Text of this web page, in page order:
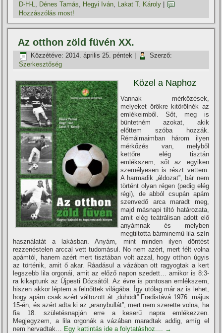
D-H-L, Dénes Tamás, Hegyi Iván, Lakat T. Károly
Hozzászólás most!
Az otthon zöld füvén XX.
Közzétéve: 2014. április 25. péntek
Szerző:
Szerkesztőség
Közel a Naphoz
Vannak mérkőzések,
melyeket örökre kitörölnék az
emlékeimből. Sőt, meg is
büntetném azokat, akik
előttem szóba hozzák.
Rémálmaimban három ilyen
mérkőzés van, melyből
kettőre elég tisztán
emlékszem, sőt az egyiken
személyesen is részt vettem.
A harmadik „áldozat”, bár nem
történt olyan régen (pedig elég
régi), de abból csupán apám
szenvedő arca maradt meg,
majd másnapi tiltó határozata,
amit elég teátrálisan adott elő
anyámnak és melyben
megtiltotta bárminemű lila szí­n
használatát a lakásban. Anyám, mint minden ilyen döntést
rezzenéstelen arccal vett tudomásul. No nem azért, mert félt volna
apámtól, hanem azért mert tisztában volt azzal, hogy otthon úgyis
az történik, amit ő akar. Ráadásul a vázában ott ragyogtak a kert
legszebb lila orgonái, amit az előző napon szedett… amikor is 8:3-
ra kikaptunk az Újpesti Dózsától. Az évre is pontosan emlékszem,
hiszen akkor léptem a felnőttek világába. Így utólag már az is lehet,
hogy apám csak azért változott át „dühödt” Fradistává 1976. május
15-én, és azért adta ki az „aranybullát”, mert nem szerette volna, ha
fia 18. születésnapján erre a keserű napra emlékezzen.
Megjegyzem, a lila orgonák a vázában maradtak addig, amí­g el
nem hervadtak… Egy kattintás ide a folytatáshoz.... →